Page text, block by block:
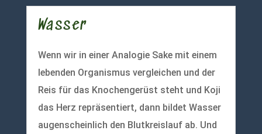
Wasser
Wenn wir in einer Analogie Sake mit einem
lebenden Organismus vergleichen und der
Reis für das Knochengerüst steht und Koji
das Herz repräsentiert, dann bildet Wasser
augenscheinlich den Blutkreislauf ab. Und